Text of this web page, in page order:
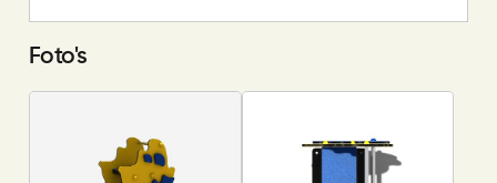
Foto's